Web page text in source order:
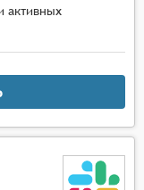
активных